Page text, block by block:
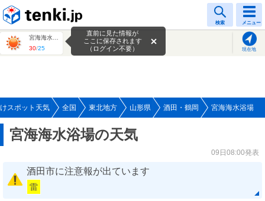
検索 メニュー
30/25 現在地
直前に見た情報が
ここに保存されます
（ログイン不要）
スポット天気 全国 東北地方 山形県 酒田・鶴岡 宮海海水浴場
宮海海水浴場の天気
09日08:00発表
酒田市に注意報が出ています
雷